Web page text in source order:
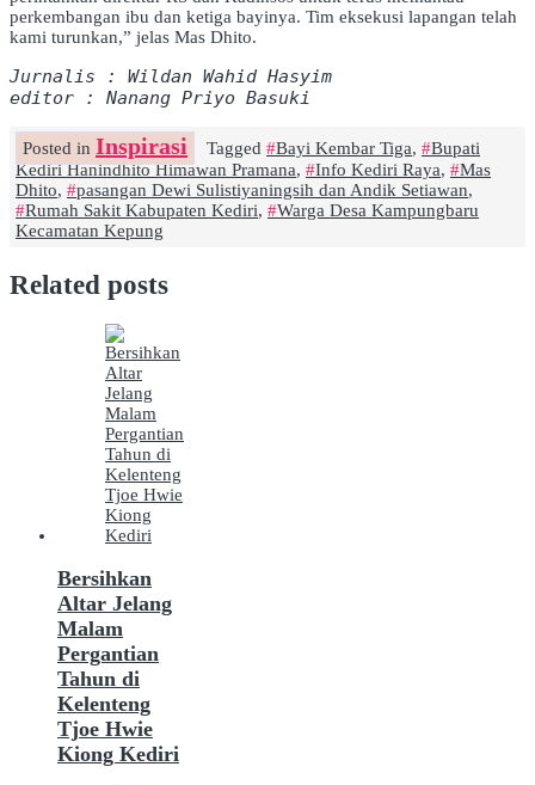
perkembangan ibu dan ketiga bayinya. Tim eksekusi lapangan telah
kami turunkan,” jelas Mas Dhito.
Jurnalis : Wildan Wahid Hasyim
editor : Nanang Priyo Basuki
Posted in Inspirasi Tagged Bayi Kembar Tiga,
Bupati
Kediri Hanindhito Himawan Pramana, Info Kediri Raya,
Mas
Dhito, pasangan Dewi Sulistiyaningsih dan Andik Setiawan,
Rumah Sakit Kabupaten Kediri,
Warga Desa Kampungbaru
Kecamatan Kepung
Related posts
Bersihkan
Altar Jelang
Malam
Pergantian
Tahun di
Kelenteng
Tjoe Hwie
Kiong Kediri